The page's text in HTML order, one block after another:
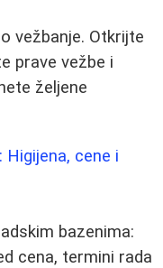
vežbanje. Otkrijte
prave vežbe i
željene
cene i
bazenima:
cena, termini rada